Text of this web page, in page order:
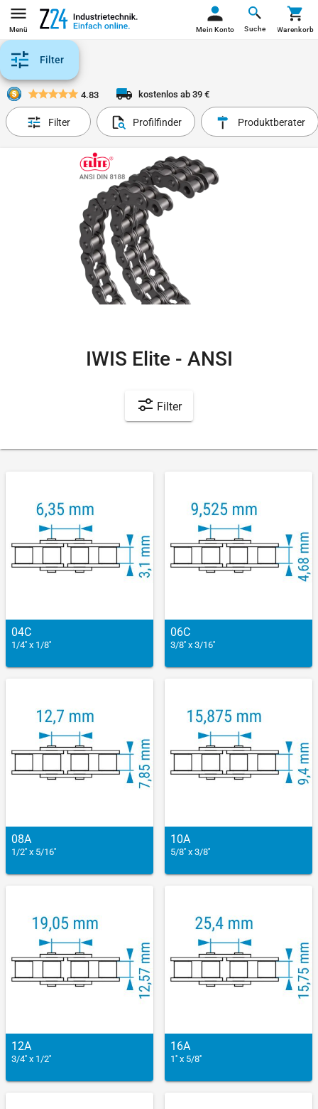
Menü Suche
Mein Konto Warenkorb
Filter
4.83 kostenlos ab 39 €
Filter Profilfinder Produktberater
IWIS Elite - ANSI
Filter
04C
1/4'' x 1/8''
06C
3/8'' x 3/16''
08A
1/2'' x 5/16''
10A
5/8'' x 3/8''
12A
3/4'' x 1/2''
16A
1'' x 5/8''